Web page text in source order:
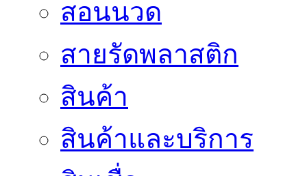
สอนนวด
สายรัดพลาสติก
สินค้า
สินค้าและบริการ